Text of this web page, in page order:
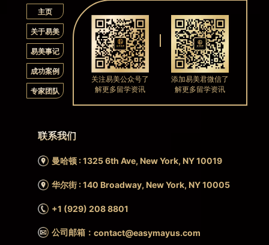
主页
关于易美
易美事记
成功案例
专家团队
联系我们
曼哈顿 : 1325 6th Ave, New York, NY 10019
华尔街 : 140 Broadway, New York, NY 10005
+1 (929) 208 8801
公司邮箱：contact@easymayus.com
关注易美公众号了
解更多留学资讯
添加易美君微信了
解更多留学资讯